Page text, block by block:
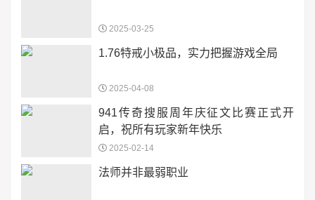
2025-03-25
1.76特戒小极品，实力把握游戏全局
2025-04-08
941传奇搜服周年庆征文比赛正式开
启，祝所有玩家新年快乐
2025-02-14
法师并非最弱职业